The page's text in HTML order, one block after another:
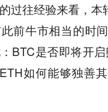
过往经验来看，本
前牛市相当的时
BTC是否即将开
如何能够独善